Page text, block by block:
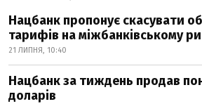
Нацбанк пропонує скасувати
тарифів на міжбанківському
21 ЛИПНЯ, 10:40
Нацбанк за тиждень продав
доларів